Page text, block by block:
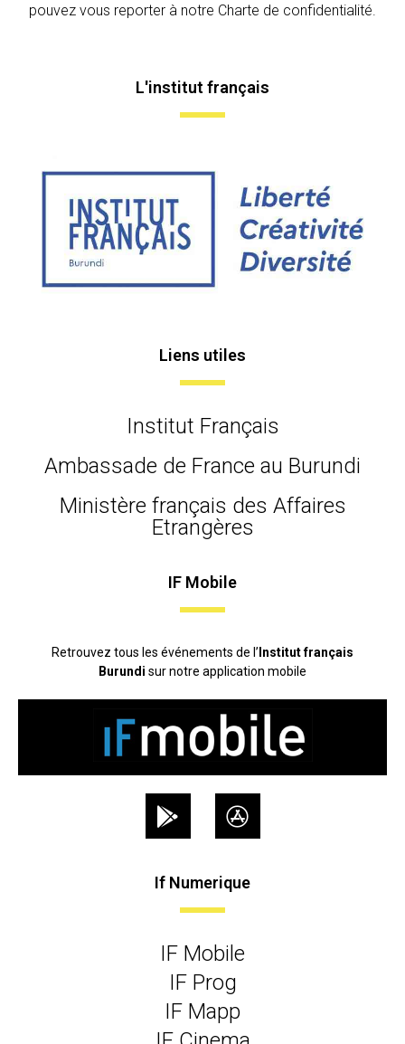
pouvez vous reporter à notre Charte de confidentialité.
L'institut français
Liens utiles
Institut Français
Ambassade de France au Burundi
Ministère français des Affaires
Etrangères
IF Mobile
Retrouvez tous les événements de l’ Institut français
Burundi sur notre application mobile
If Numerique
IF Mobile
IF Prog
IF Mapp